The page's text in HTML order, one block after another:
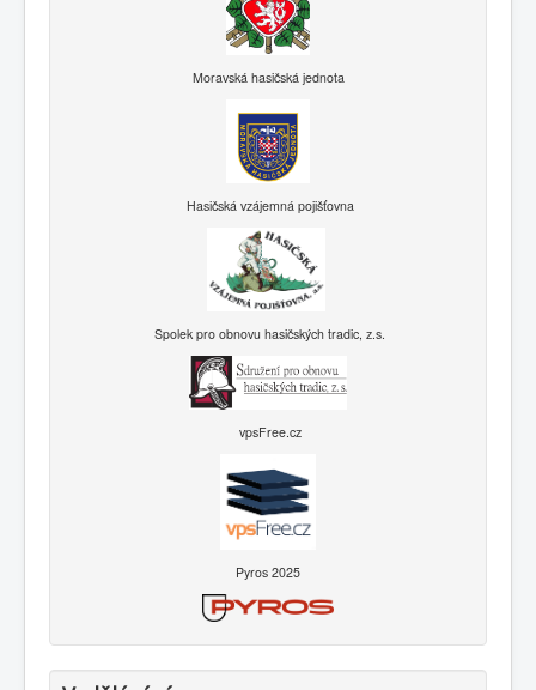
Moravská hasičská jednota
Hasičská vzájemná pojišťovna
Spolek pro obnovu hasičských tradic, z.s.
vpsFree.cz
Pyros 2025